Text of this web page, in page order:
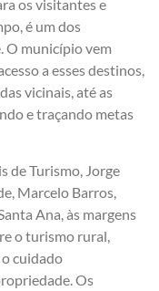
os visitantes e
é um dos
O município vem
a esses destinos,
vicinais, até as
e traçando metas
de Turismo, Jorge
Marcelo Barros,
Ana, às margens
o turismo rural,
cuidado
Os